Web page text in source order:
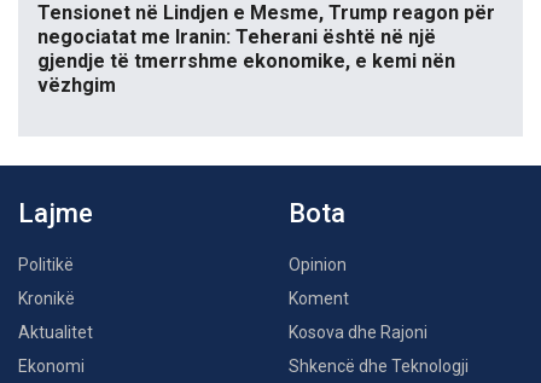
Tensionet në Lindjen e Mesme, Trump reagon për
negociatat me Iranin: Teherani është në një
gjendje të tmerrshme ekonomike, e kemi nën
vëzhgim
Lajme
Politikë
Kronikë
Aktualitet
Ekonomi
Bota
Opinion
Koment
Kosova dhe Rajoni
Shkencë dhe Teknologji